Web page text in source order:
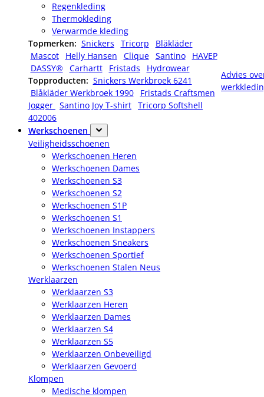
Regenkleding
Thermokleding
Verwarmde kleding
Topmerken: Snickers Tricorp
Bläkläder
Mascot
Helly Hansen Clique Santino
HAVEP
DASSY®
Carhartt Fristads
Hydrowear
Topproducten: Snickers Werkbroek 6241
Blåkläder Werkbroek 1990
Fristads Craftsmen
Jogger Santino Joy T-shirt Tricorp Softshell
402006
Advies
Werkschoenen
Veiligheidsschoenen
Werkschoenen Heren
Werkschoenen Dames
Werkschoenen S3
Werkschoenen S2
Werkschoenen S1P
Werkschoenen S1
Werkschoenen Instappers
Werkschoenen Sneakers
Werkschoenen Sportief
Werkschoenen Stalen Neus
Werklaarzen
Werklaarzen S3
Werklaarzen Heren
Werklaarzen Dames
Werklaarzen S4
Werklaarzen S5
Werklaarzen Onbeveiligd
Werklaarzen Gevoerd
Klompen
Medische klompen